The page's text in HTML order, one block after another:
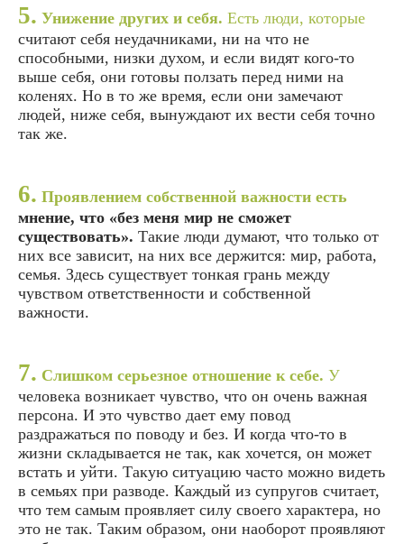
5. Унижение других и себя. Есть люди, которые
считают себя неудачниками, ни на что не
способными, низки духом, и если видят кого-то
выше себя, они готовы ползать перед ними на
коленях. Но в то же время, если они замечают
людей, ниже себя, вынуждают их вести себя точно
так же.
6. Проявлением собственной важности есть
мнение, что «без меня мир не сможет
существовать». Такие люди думают, что только от
них все зависит, на них все держится: мир, работа,
семья. Здесь существует тонкая грань между
чувством ответственности и собственной
важности.
7. Слишком серьезное отношение к себе. У
человека возникает чувство, что он очень важная
персона. И это чувство дает ему повод
раздражаться по поводу и без. И когда что-то в
жизни складывается не так, как хочется, он может
встать и уйти. Такую ситуацию часто можно видеть
в семьях при разводе. Каждый из супругов считает,
что тем самым проявляет силу своего характера, но
это не так. Таким образом, они наоборот проявляют